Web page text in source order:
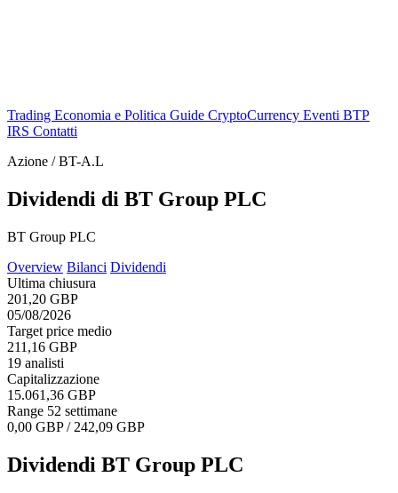
Trading Economia e Politica Guide CryptoCurrency Eventi BTP
IRS Contatti
Azione / BT-A.L
Dividendi di BT Group PLC
BT Group PLC
Overview Bilanci Dividendi
Ultima chiusura
201,20 GBP
05/08/2026
Target price medio
211,16 GBP
19 analisti
Capitalizzazione
15.061,36 GBP
Range 52 settimane
0,00 GBP / 242,09 GBP
Dividendi BT Group PLC